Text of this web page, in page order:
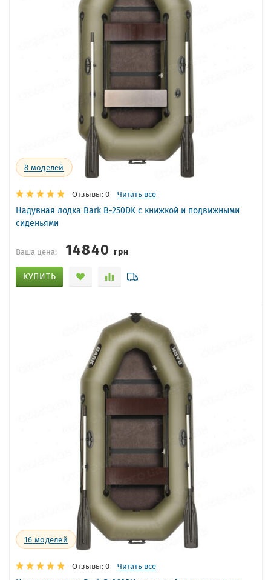
8 моделей
Отзывы: 0 Читать все
Надувная лодка Bark B-250DK с книжкой и подвижными
сиденьями
Ваша цена: 14840грн
КУПИТЬ
16 моделей
Отзывы: 0 Читать все